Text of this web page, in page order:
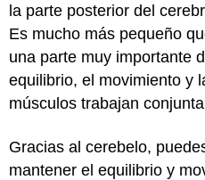
la parte posterior del
Es mucho más pequeño
una parte muy importante
equilibrio, el movimiento y
músculos trabajan
Gracias al cerebelo,
mantener el equilibrio y